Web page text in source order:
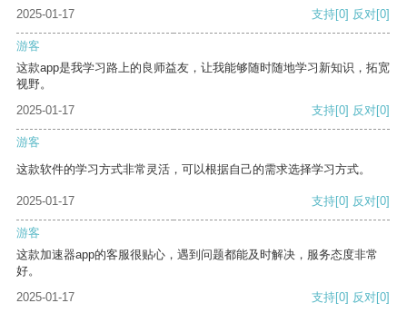
2025-01-17 支持[0] 反对[0]
游客
这款app是我学习路上的良师益友，让我能够随时随地学习新知识，拓宽
视野。
2025-01-17
支持[0] 反对[0]
游客
这款软件的学习方式非常灵活，可以根据自己的需求选择学习方式。
2025-01-17 支持[0] 反对[0]
游客
这款加速器app的客服很贴心，遇到问题都能及时解决，服务态度非常
好。
2025-01-17
支持[0] 反对[0]